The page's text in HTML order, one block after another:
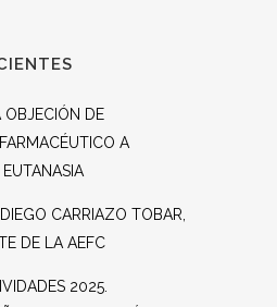
OBJECIÓN DE
A
EUTANASIA
CARRIAZO TOBAR,
DE LA AEFC
2025.